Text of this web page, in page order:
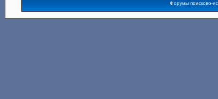
Форумы поисково-